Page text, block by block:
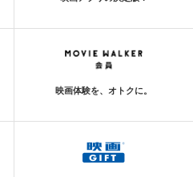
映画体験を、オトクに。